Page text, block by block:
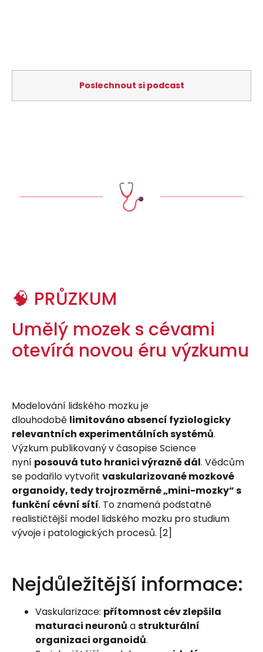
Poslechnout si podcast
🧠 PRŮZKUM
Umělý mozek s cévami
otevírá novou éru výzkumu
Modelování lidského mozku je
dlouhodobě limitováno absencí fyziologicky
relevantních experimentálních systémů.
Výzkum publikovaný v časopise Science
nyní posouvá tuto hranici výrazně dál. Vědcům
se podařilo vytvořit vaskularizované mozkové
organoidy, tedy trojrozměrné „mini-mozky“ s
funkční cévní sítí. To znamená podstatně
realističtější model lidského mozku pro studium
vývoje i patologických procesů. [2]
Nejdůležitější informace:
Vaskularizace: přítomnost cév zlepšila
maturaci neuronů astrukturální
organizaci organoidů.